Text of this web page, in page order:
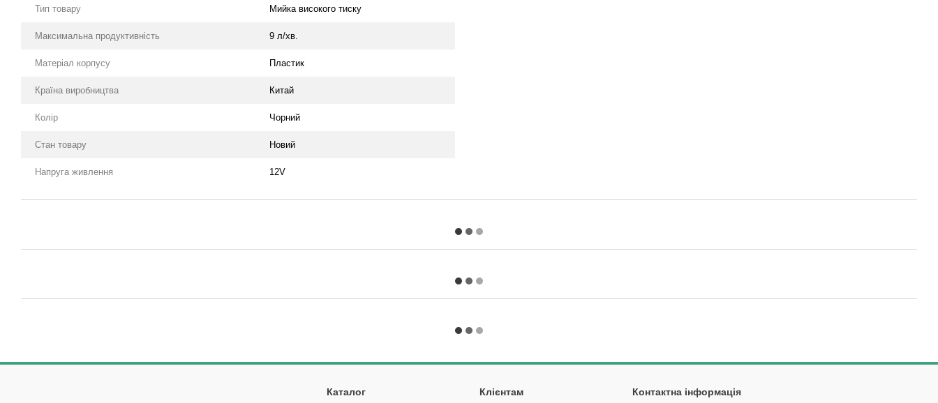
Тип товару Мийка високого тиску
Максимальна продуктивність 9 л/хв.
Матеріал корпусу Пластик
Країна виробництва Китай
Колір Чорний
Стан товару Новий
Напруга живлення 12V
Каталог Клієнтам Контактна інформація